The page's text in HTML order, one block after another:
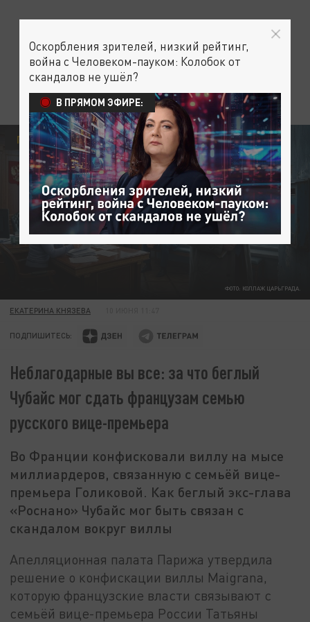
ФОТО: КОЛЛАЖ ЦАРЬГРАДА.
ПОЛИТИКА
ЕКАТЕРИНА КНЯЗЕВА
ПОДПИШИТЕСЬ:
Неблагодарные вы все: за что беглый
Чубайс мог сдать французам семью
русского вице-премьера
Во Франции конфисковали виллу на мысе
миллиардеров, связанную с семьёй вице-
премьера Голиковой. Как беглый экс-глава
«Роснано» Чубайс мог быть связан с
скандалом вокруг виллы
Апелляционная палата Парижа утвердила
решение о конфискации виллы Maigrana,
которую французские власти связывают с
семьёй вице-премьера России Татьяны
Оскорбления зрителей, низкий рейтинг,
война с Человеком-пауком: Колобок от
скандалов не ушёл?
В ПРЯМОМ ЭФИРЕ: